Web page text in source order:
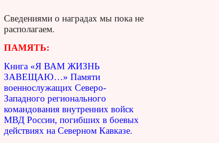
Сведениями о наградах мы пока не
располагаем.
ПАМЯТЬ:
Книга «Я ВАМ ЖИЗНЬ
ЗАВЕЩАЮ…» Памяти
военнослужащих Северо-
Западного регионального
командования внутренних войск
МВД России, погибших в боевых
действиях на Северном Кавказе.